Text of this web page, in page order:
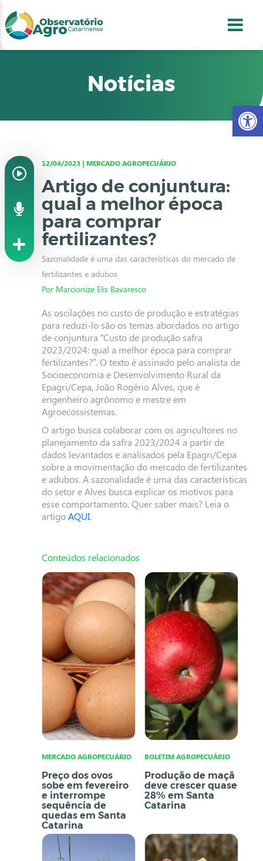
2
3
4
Notícias
12/04/2023 | MERCADO AGROPECUÁRIO
Artigo de conjuntura:
qual a melhor época
para comprar
fertilizantes?
Sazonalidade é uma das características do mercado de
fertilizantes e adubos
Por Marcionize Elis Bavaresco
As oscilações no custo de produção e estratégias
para reduzi-lo são os temas abordados no artigo
de conjuntura “Custo de produção safra
2023/2024: qual a melhor época para comprar
fertilizantes?”. O texto é assinado pelo analista de
Socioeconomia e Desenvolvimento Rural da
Epagri/Cepa, João Rogério Alves, que é
engenheiro agrônomo e mestre em
Agroecossistemas.
O artigo busca colaborar com os agricultores no
planejamento da safra 2023/2024 a partir de
dados levantados e analisados pela Epagri/Cepa
sobre a movimentação do mercado de fertilizantes
e adubos. A sazonalidade é uma das características
do setor e Alves busca explicar os motivos para
esse comportamento. Quer saber mais?Leia o
artigoAQUI.
Conteúdos relacionados
MERCADO AGROPECUÁRIO
Preço dos ovos
sobe em fevereiro
e interrompe
sequência de
quedas em Santa
Catarina
BOLETIM AGROPECUÁRIO
Produção de maçã
deve crescer quase
28% em Santa
Catarina